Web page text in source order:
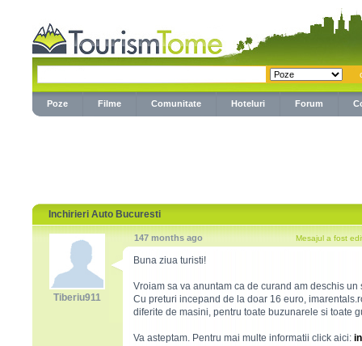
Poze Filme Comunitate Hoteluri Forum
Inchirieri Auto Bucuresti
Tiberiu911
147 months ago Mesajul a fost
Buna ziua turisti!
Vroiam sa va anuntam ca de curand am deschis
Cu preturi incepand de la doar 16 euro,
diferite de masini, pentru toate buzunarele si toate
Va asteptam. Pentru mai multe informatii click aici: